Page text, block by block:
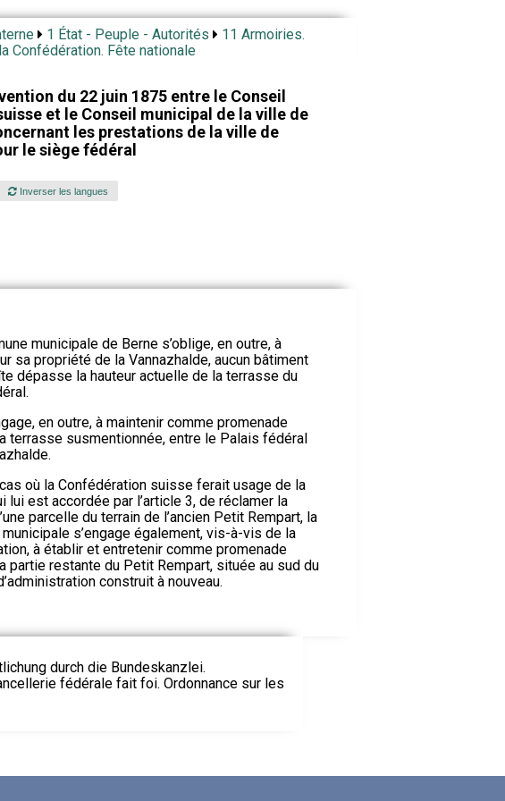
1 État - Peuple - Autorités
11 Armoiries.
Confédération. Fête nationale
du 22 juin 1875 entre le Conseil
et le Conseil municipal de la ville de
les prestations de la ville de
le siège fédéral
Inverser les langues
municipale de Berne s’oblige, en outre, à
sa propriété de la Vannazhalde, aucun bâtiment
dépasse la hauteur actuelle de la terrasse du
en outre, à maintenir comme promenade
terrasse susmentionnée, entre le Palais fédéral
où la Confédération suisse ferait usage de la
lui est accordée par l’article 3, de réclamer la
parcelle du terrain de l’ancien Petit Rempart, la
s’engage également, vis-à-vis de la
à établir et entretenir comme promenade
partie restante du Petit Rempart, située au sud du
construit à nouveau.
durch die Bundeskanzlei.
fédérale fait foi. Ordonnance sur les